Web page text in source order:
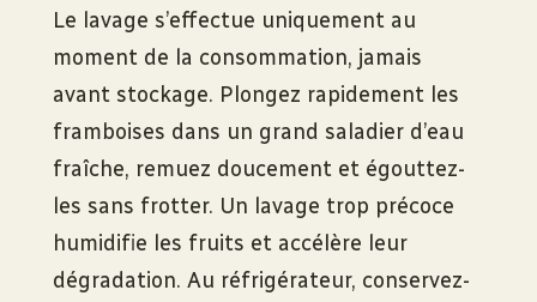
Le lavage s’effectue uniquement au
moment de la consommation, jamais
avant stockage. Plongez rapidement les
framboises dans un grand saladier d’eau
fraîche, remuez doucement et égouttez-
les sans frotter. Un lavage trop précoce
humidifie les fruits et accélère leur
dégradation. Au réfrigérateur, conservez-